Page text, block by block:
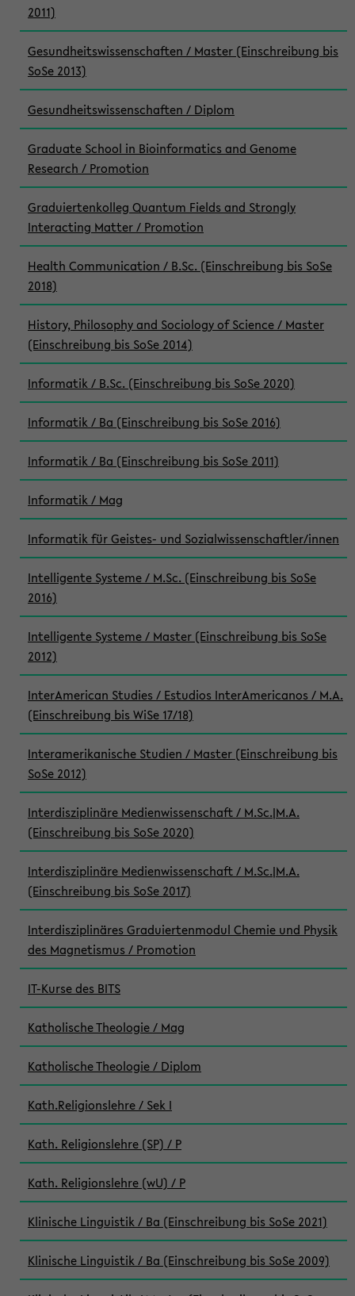
2011)
Gesundheitswissenschaften / Master (Einschreibung bis
SoSe 2013)
Gesundheitswissenschaften / Diplom
Graduate School in Bioinformatics and Genome
Research / Promotion
Graduiertenkolleg Quantum Fields and Strongly
Interacting Matter / Promotion
Health Communication / B.Sc. (Einschreibung bis SoSe
2018)
History, Philosophy and Sociology of Science / Master
(Einschreibung bis SoSe 2014)
Informatik / B.Sc. (Einschreibung bis SoSe 2020)
Informatik / Ba (Einschreibung bis SoSe 2016)
Informatik / Ba (Einschreibung bis SoSe 2011)
Informatik / Mag
Informatik für Geistes- und Sozialwissenschaftler/innen
Intelligente Systeme / M.Sc. (Einschreibung bis SoSe
2016)
Intelligente Systeme / Master (Einschreibung bis SoSe
2012)
InterAmerican Studies / Estudios InterAmericanos / M.A.
(Einschreibung bis WiSe 17/18)
Interamerikanische Studien / Master (Einschreibung bis
SoSe 2012)
Interdisziplinäre Medienwissenschaft / M.Sc.|M.A.
(Einschreibung bis SoSe 2020)
Interdisziplinäre Medienwissenschaft / M.Sc.|M.A.
(Einschreibung bis SoSe 2017)
Interdisziplinäres Graduiertenmodul Chemie und Physik
des Magnetismus / Promotion
IT-Kurse des BITS
Katholische Theologie / Mag
Katholische Theologie / Diplom
Kath.Religionslehre / Sek I
Kath. Religionslehre (SP) / P
Kath. Religionslehre (wU) / P
Klinische Linguistik / Ba (Einschreibung bis SoSe 2021)
Klinische Linguistik / Ba (Einschreibung bis SoSe 2009)